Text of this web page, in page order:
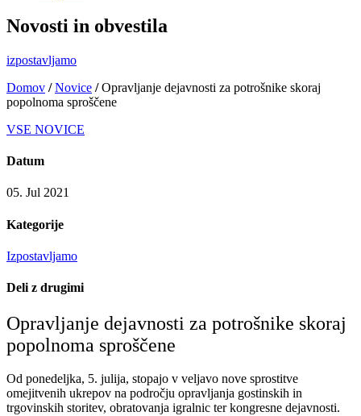
Novosti in obvestila
izpostavljamo
Domov / Novice / Opravljanje dejavnosti za potrošnike skoraj
popolnoma sproščene
VSE NOVICE
Datum
05. Jul 2021
Kategorije
Izpostavljamo
Deli z drugimi
Opravljanje dejavnosti za potrošnike skoraj
popolnoma sproščene
Od ponedeljka, 5. julija, stopajo v veljavo nove sprostitve
omejitvenih ukrepov na področju opravljanja gostinskih in
trgovinskih storitev, obratovanja igralnic ter kongresne dejavnosti.